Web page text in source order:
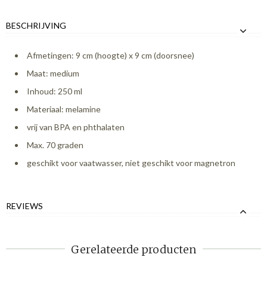
BESCHRIJVING
Afmetingen: 9 cm (hoogte) x 9 cm (doorsnee)
Maat: medium
Inhoud: 250 ml
Materiaal: melamine
vrij van BPA en phthalaten
Max. 70 graden
geschikt voor vaatwasser, niet geschikt voor magnetron
REVIEWS
Gerelateerde producten